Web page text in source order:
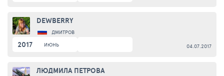
DEWBERRY
ДМИТРОВ
2017 ИЮНЬ 04.07.2017
ЛЮДМИЛА ПЕТРОВА